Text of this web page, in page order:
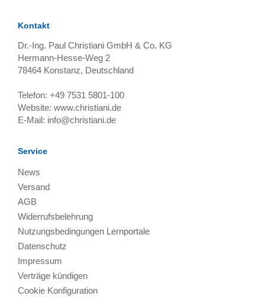
Kontakt
Dr.-Ing. Paul Christiani GmbH & Co. KG
Hermann-Hesse-Weg 2
78464 Konstanz, Deutschland
Telefon: +49 7531 5801-100
Website: www.christiani.de
E-Mail: info@christiani.de
Service
News
Versand
AGB
Widerrufsbelehrung
Nutzungsbedingungen Lernportale
Datenschutz
Impressum
Verträge kündigen
Cookie Konfiguration